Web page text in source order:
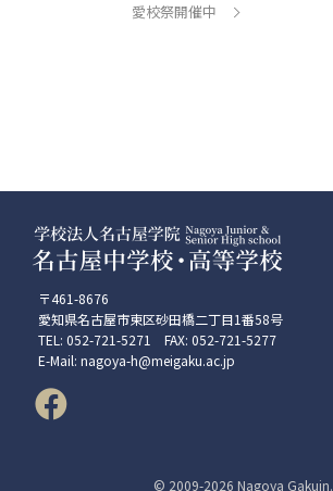
愛校祭開催中
〒461-8676
愛知県名古屋市東区砂田橋二丁目1番58号
TEL: 052-721-5271 FAX: 052-721-5277
E-Mail: nagoya-h@meigaku.ac.jp
© 2009-2026 Nagoya Gakuin.